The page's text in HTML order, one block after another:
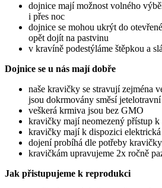
dojnice mají možnost volného
i přes noc
dojnice se mohou ukrýt do
opět dojít na pastvinu
v kravíně podestýláme štěpkou a
Dojnice se u nás mají dobře
naše kravičky se stravují zejména
jsou dokrmovány směsí jetelotravní
veškerá krmiva jsou bez GMO
kravičky mají neomezený přístup k
kravičky mají k dispozici elektrická
dojení probíhá dle potřeby
kravičkám upravujeme 2x ročně
Jak přistupujeme k reprodukci